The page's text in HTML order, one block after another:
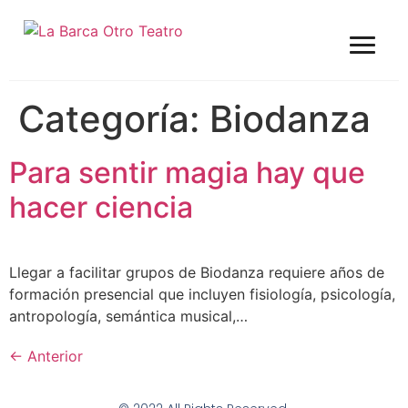
Categoría: Biodanza
Para sentir magia hay que
hacer ciencia
Llegar a facilitar grupos de Biodanza requiere años de
formación presencial que incluyen fisiología, psicología,
antropología, semántica musical,…
← Anterior